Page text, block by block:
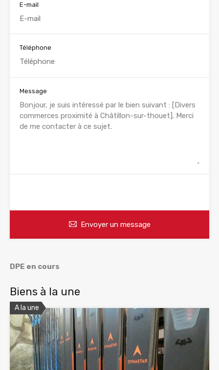
E-mail
Téléphone
Message
Envoyer un message
DPE en cours
Biens à la une
A la une